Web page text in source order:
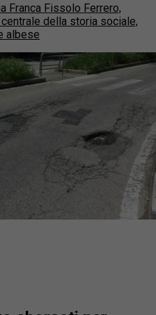
Franca Fissolo Ferrero,
della storia sociale,
albese